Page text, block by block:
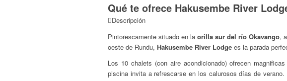
Qué te ofrece Hakusembe River
Descripción
Pintorescamente situado en la orilla sur del río Okavango,
oeste de Rundu, Hakusembe River Lodge es la parada
Los 10 chalets (con aire acondicionado) ofrecen
piscina invita a refrescarse en los calurosos días de